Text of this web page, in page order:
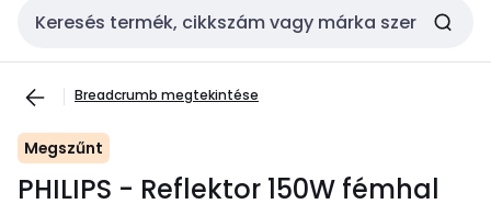
Keresési bemenet
Breadcrumb megtekintése
Megszűnt
PHILIPS - Reflektor 150W fémhal